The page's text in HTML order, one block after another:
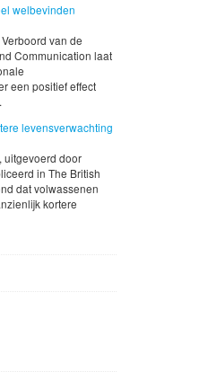
welbevinden
van de
Communication laat
een positief effect
levensverwachting
uitgevoerd door
in The British
dat volwassenen
kortere